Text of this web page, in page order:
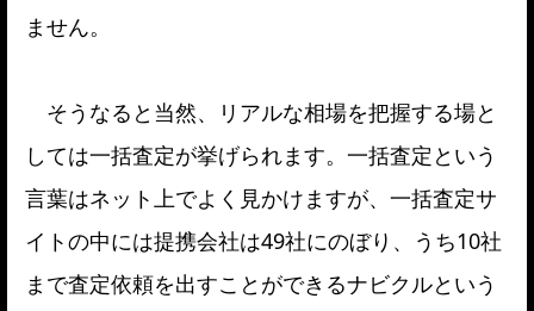
ません。
そうなると当然、リアルな相場を把握する場と
しては一括査定が挙げられます。一括査定という
言葉はネット上でよく見かけますが、一括査定サ
イトの中には提携会社は49社にのぼり、うち10社
まで査定依頼を出すことができるナビクルという